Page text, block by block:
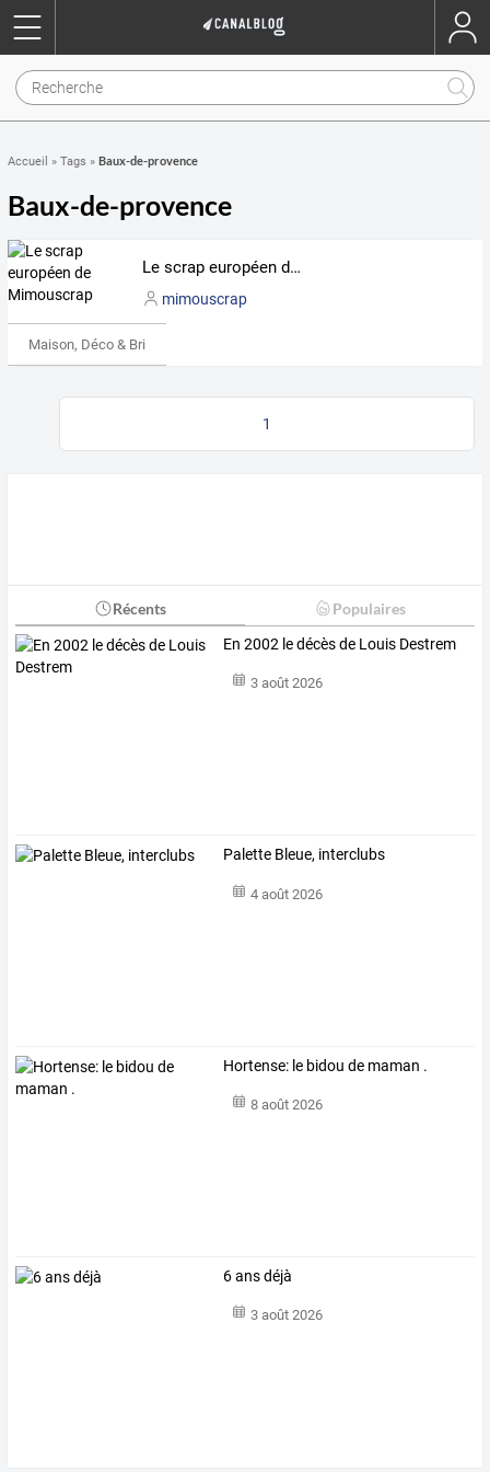
Accueil » Tags » Baux-de-provence
Baux-de-provence
Le scrap européen de Mimouscrap
mimouscrap
Maison, Déco & Bricolage
1
Récents Populaires
En 2002 le décès de Louis Destrem
3 août 2026
Palette Bleue, interclubs
4 août 2026
Hortense: le bidou de maman .
8 août 2026
6 ans déjà
3 août 2026